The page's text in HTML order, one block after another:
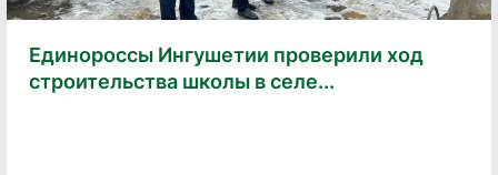
Единороссы Ингушетии проверили ход
строительства школы в селе...